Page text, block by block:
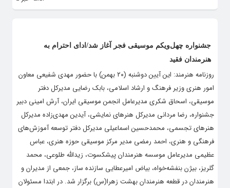
جشنواره چهل‌ویکم موسیقی فجر آغاز شد/ادای احترام به
هنرمندان فقید
روزنامه هنرمند: این آیین دوشنبه (۲۰ بهمن) با حضور مهدی شفیعی معاون
امور هنری وزیر فرهنگ و ارشاد اسلامی، بابک رضایی مدیرکل دفتر
موسیقی، اسحاق شکری مدیرعامل انجمن موسیقی ایران، آرش امینی دبیر
جشنواره، رضا مردانی مدیرکل هنرهای نمایشی، آیدین مهدی‌زاده مدیرکل
هنرهای تجسمی، محمدحسین اسماعیلی مدیرکل دفتر توسعه آموزش‌های
فرهنگی و هنری، احمد رمضی مدیر مرکز موسیقی حوزه هنری، عباس
عظیمی مدیرعامل موسسه هنرمندان پیشکسوت، زیدالله طلوعی، محمد
گلریز، بیژن بنفشه‌خواه، بیاض امیرعطایی سازنده ساز، جمعی از مدیران و
هنرمندان در قطعه هنرمندان بهشت زهرا(س) برگزار شد. در ابتدا مسئولان